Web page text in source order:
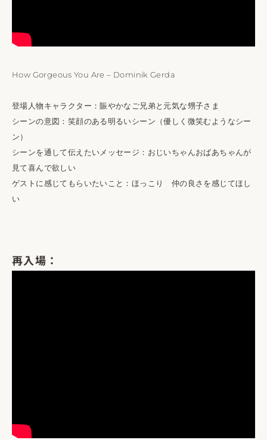
How Gorgeous You Are – Dominik Gerda
登場人物キャラクター：賑やかなご兄弟と元気な甥子さま
シーンの意図：笑顔のある明るいシーン（優しく微笑むようなシー
ン）
シーンを通して伝えたいメッセージ：おじいちゃんおばあちゃんが
見て喜んで欲しい
ゲストに感じてもらいたいこと：ほっこり 仲の良さを感じてほし
い
再入場：